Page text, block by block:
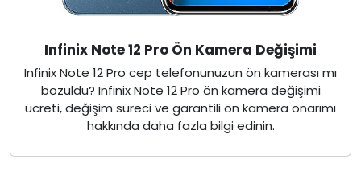
Infinix Note 12 Pro Ön Kamera Değişimi
Infinix Note 12 Pro cep telefonunuzun ön kamerası mı
bozuldu? Infinix Note 12 Pro ön kamera değişimi
ücreti, değişim süreci ve garantili ön kamera onarımı
hakkında daha fazla bilgi edinin.